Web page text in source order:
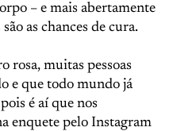
– e mais abertamente
as chances de cura.
rosa, muitas pessoas
e que todo mundo já
é aí que nos
enquete pelo Instagram